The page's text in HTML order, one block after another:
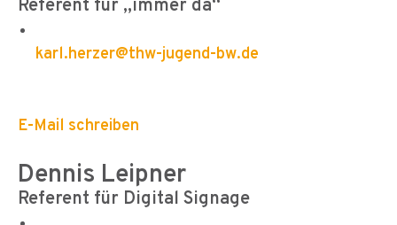
Referent für „immer da“
karl.herzer@thw-jugend-bw.de
E-Mail schreiben
Dennis Leipner
Referent für Digital Signage